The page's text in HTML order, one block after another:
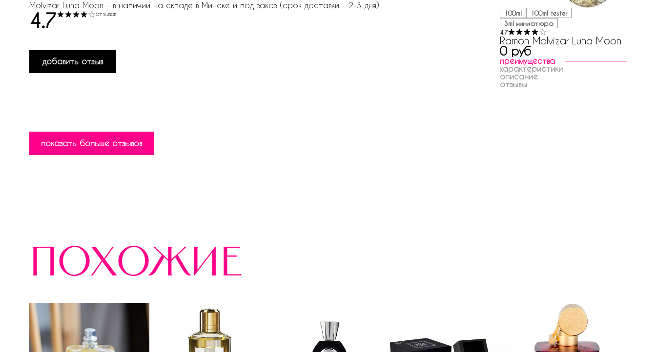
Molvizar Luna Moon - в наличии на складе в Минске и под заказ (срок доставки - 2-3 дня).
4.7 отзывов
добавить отзыв
показать больше отзывов
100ml
100ml tester
3ml миниатюра
4.7
Ramon Molvizar Luna Moon
0 руб
преимущества
характеристики
описание
отзывы
похожие